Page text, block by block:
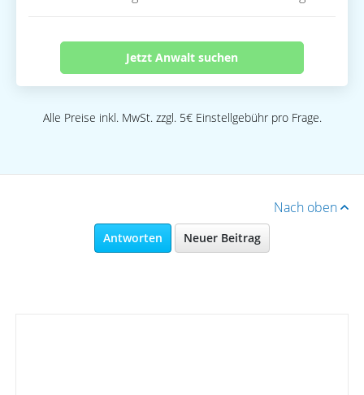
Jetzt Anwalt suchen
Alle Preise inkl. MwSt. zzgl. 5€ Einstellgebühr pro Frage.
Nach oben
Antworten Neuer Beitrag